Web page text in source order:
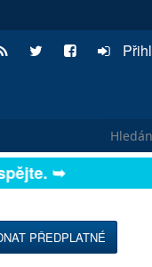
➥
PŘEDPLATNÉ